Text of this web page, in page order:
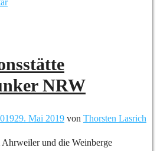
NRW
29. Mai 2019 von Thorsten Lasrich
und die Weinberge